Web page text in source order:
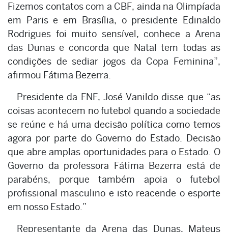
Fizemos contatos com a CBF, ainda na Olimpíada
em Paris e em Brasília, o presidente Edinaldo
Rodrigues foi muito sensível, conhece a Arena
das Dunas e concorda que Natal tem todas as
condições de sediar jogos da Copa Feminina”,
afirmou Fátima Bezerra.
Presidente da FNF, José Vanildo disse que “as
coisas acontecem no futebol quando a sociedade
se reúne e há uma decisão política como temos
agora por parte do Governo do Estado. Decisão
que abre amplas oportunidades para o Estado. O
Governo da professora Fátima Bezerra está de
parabéns, porque também apoia o futebol
profissional masculino e isto reacende o esporte
em nosso Estado.”
Representante da Arena das Dunas, Mateus